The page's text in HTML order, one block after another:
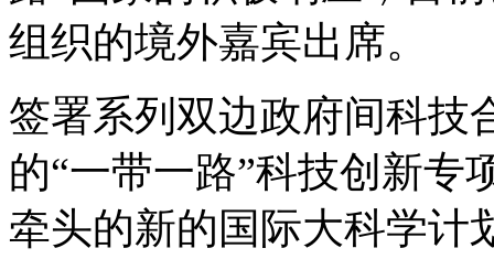
组织的境外嘉宾出席。
签署系列双边政府间科技
的“一带一路”科技创新专
牵头的新的国际大科学